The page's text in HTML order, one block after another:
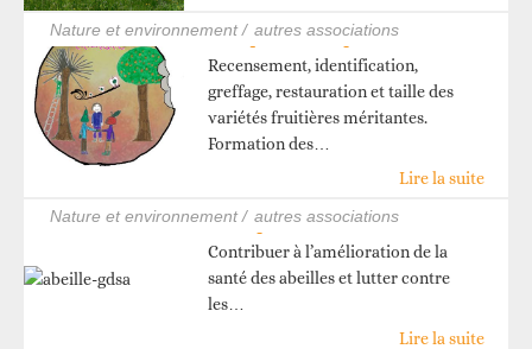
nature et environnement / autres associations
Recensement, identification,
greffage, restauration et taille des
variétés fruitières méritantes.
Formation des…
Lire la suite
nature et environnement / autres associations
Contribuer à l’amélioration de la
santé des abeilles et lutter contre
les…
Lire la suite